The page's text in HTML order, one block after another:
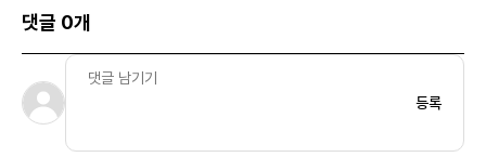
댓글 0개
등록